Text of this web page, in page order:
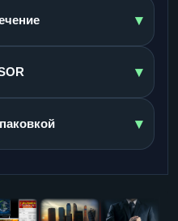
▾
▾
▾